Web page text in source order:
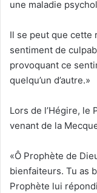
une maladie
Il se peut que cette
sentiment de
provoquant ce
quelqu’un d’autre.»
Lors de l’Hégire, le
venant de la
«Ô Prophète de
bienfaiteurs. Tu as
Prophète lui